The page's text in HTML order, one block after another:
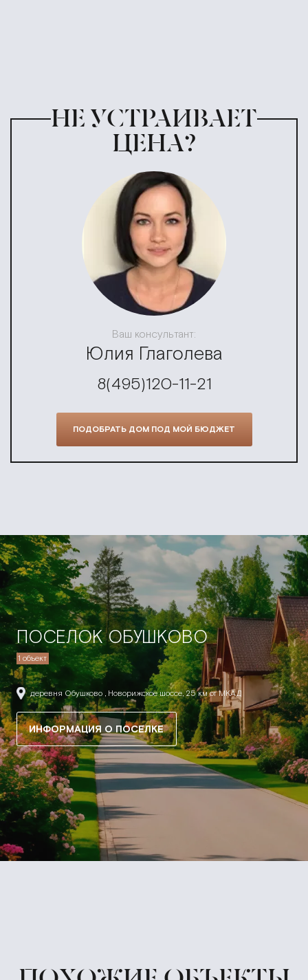
НЕ УСТРАИВАЕТ
ЦЕНА?
Ваш консультант:
Юлия Глаголева
8(495)120-11-21
ПОДОБРАТЬ ДОМ ПОД МОЙ БЮДЖЕТ
ПОСЕЛОК ОБУШКОВО
1 объект
деревня Обушково , Новорижское шоссе, 25 км от МКАД
ИНФОРМАЦИЯ О ПОСЕЛКЕ